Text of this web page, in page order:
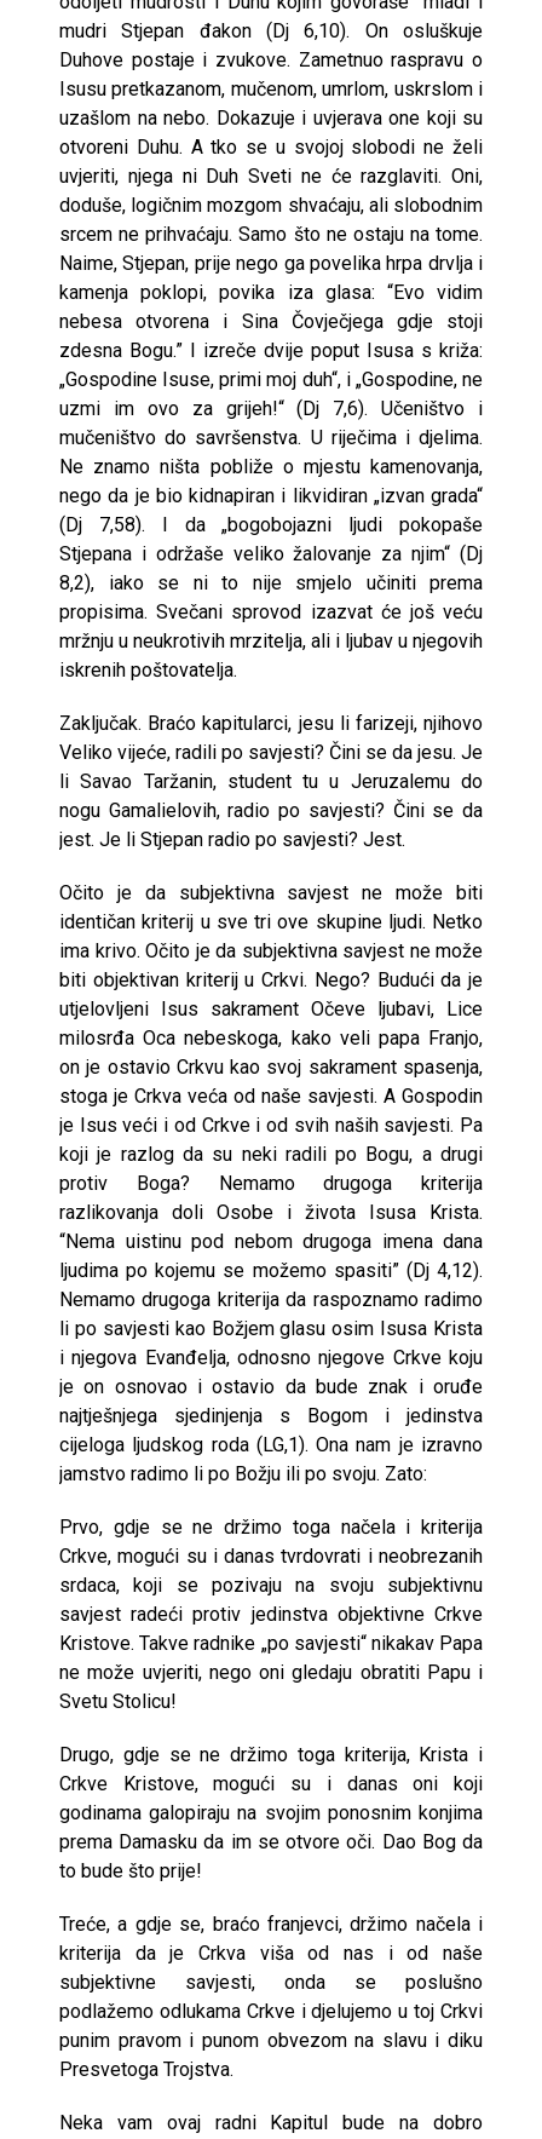
mudri Stjepan đakon (Dj 6,10). On osluškuje
Duhove postaje i zvukove. Zametnuo raspravu o
Isusu pretkazanom, mučenom, umrlom, uskrslom i
uzašlom na nebo. Dokazuje i uvjerava one koji su
otvoreni Duhu. A tko se u svojoj slobodi ne želi
uvjeriti, njega ni Duh Sveti ne će razglaviti. Oni,
doduše, logičnim mozgom shvaćaju, ali slobodnim
srcem ne prihvaćaju. Samo što ne ostaju na tome.
Naime, Stjepan, prije nego ga povelika hrpa drvlja i
kamenja poklopi, povika iza glasa: “Evo vidim
nebesa otvorena i Sina Čovječjega gdje stoji
zdesna Bogu.” I izreče dvije poput Isusa s križa:
„Gospodine Isuse, primi moj duh“, i „Gospodine, ne
uzmi im ovo za grijeh!“ (Dj 7,6). Učeništvo i
mučeništvo do savršenstva. U riječima i djelima.
Ne znamo ništa pobliže o mjestu kamenovanja,
nego da je bio kidnapiran i likvidiran „izvan grada“
(Dj 7,58). I da „bogobojazni ljudi pokopaše
Stjepana i održaše veliko žalovanje za njim“ (Dj
8,2), iako se ni to nije smjelo učiniti prema
propisima. Svečani sprovod izazvat će još veću
mržnju u neukrotivih mrzitelja, ali i ljubav u njegovih
iskrenih poštovatelja.
Zaključak. Braćo kapitularci, jesu li farizeji, njihovo
Veliko vijeće, radili po savjesti? Čini se da jesu. Je
li Savao Taržanin, student tu u Jeruzalemu do
nogu Gamalielovih, radio po savjesti? Čini se da
jest. Je li Stjepan radio po savjesti? Jest.
Očito je da subjektivna savjest ne može biti
identičan kriterij u sve tri ove skupine ljudi. Netko
ima krivo. Očito je da subjektivna savjest ne može
biti objektivan kriterij u Crkvi. Nego? Budući da je
utjelovljeni Isus sakrament Očeve ljubavi, Lice
milosrđa Oca nebeskoga, kako veli papa Franjo,
on je ostavio Crkvu kao svoj sakrament spasenja,
stoga je Crkva veća od naše savjesti. A Gospodin
je Isus veći i od Crkve i od svih naših savjesti. Pa
koji je razlog da su neki radili po Bogu, a drugi
protiv Boga? Nemamo drugoga kriterija
razlikovanja doli Osobe i života Isusa Krista.
“Nema uistinu pod nebom drugoga imena dana
ljudima po kojemu se možemo spasiti” (Dj 4,12).
Nemamo drugoga kriterija da raspoznamo radimo
li po savjesti kao Božjem glasu osim Isusa Krista
i njegova Evanđelja, odnosno njegove Crkve koju
je on osnovao i ostavio da bude znak i oruđe
najtješnjega sjedinjenja s Bogom i jedinstva
cijeloga ljudskog roda (LG,1). Ona nam je izravno
jamstvo radimo li po Božju ili po svoju. Zato:
Prvo, gdje se ne držimo toga načela i kriterija
Crkve, mogući su i danas tvrdovrati i neobrezanih
srdaca, koji se pozivaju na svoju subjektivnu
savjest radeći protiv jedinstva objektivne Crkve
Kristove. Takve radnike „po savjesti“ nikakav Papa
ne može uvjeriti, nego oni gledaju obratiti Papu i
Svetu Stolicu!
Drugo, gdje se ne držimo toga kriterija, Krista i
Crkve Kristove, mogući su i danas oni koji
godinama galopiraju na svojim ponosnim konjima
prema Damasku da im se otvore oči. Dao Bog da
to bude što prije!
Treće, a gdje se, braćo franjevci, držimo načela i
kriterija da je Crkva viša od nas i od naše
subjektivne savjesti, onda se poslušno
podlažemo odlukama Crkve i djelujemo u toj Crkvi
punim pravom i punom obvezom na slavu i diku
Presvetoga Trojstva.
Neka vam ovaj radni Kapitul bude na dobro